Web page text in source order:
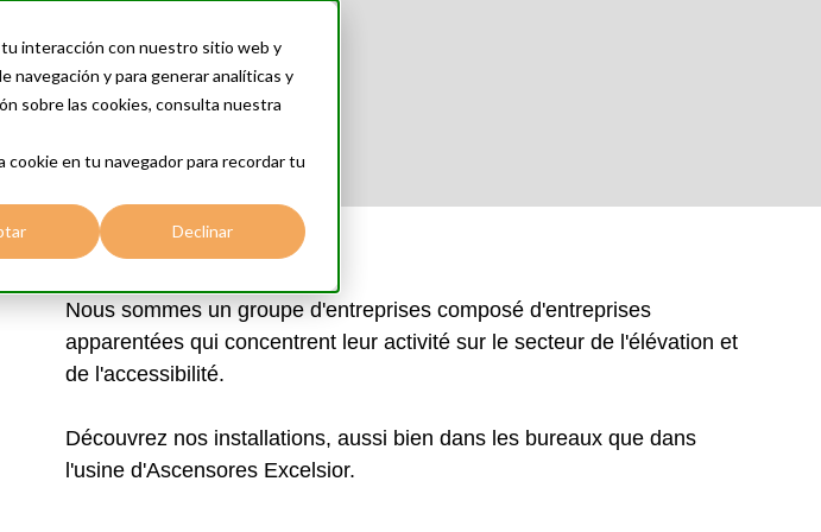
interacción con nuestro sitio web y
navegación y para generar analíticas y
sobre las cookies, consulta nuestra
cookie en tu navegador para recordar tu
Declinar
Nous sommes un groupe d'entreprises composé d'entreprises
apparentées qui concentrent leur activité sur le secteur de l'élévation et
de l'accessibilité.
Découvrez nos installations, aussi bien dans les bureaux que dans
l'usine d'Ascensores Excelsior.